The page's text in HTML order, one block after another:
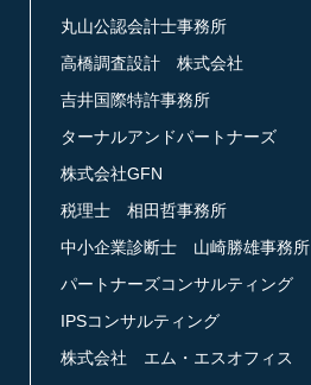
丸山公認会計士事務所
高橋調査設計 株式会社
吉井国際特許事務所
ターナルアンドパートナーズ
株式会社GFN
税理士 相田哲事務所
中小企業診断士 山崎勝雄事務所
パートナーズコンサルティング
IPSコンサルティング
株式会社 エム・エスオフィス